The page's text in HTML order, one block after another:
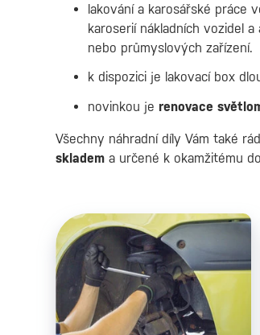
lakování a karosářské práce
karoserií nákladních vozidel
nebo průmyslových zařízení.
k dispozici je lakovací box
novinkou je renovace
Všechny náhradní díly Vám také
skladema určené k okamžitému